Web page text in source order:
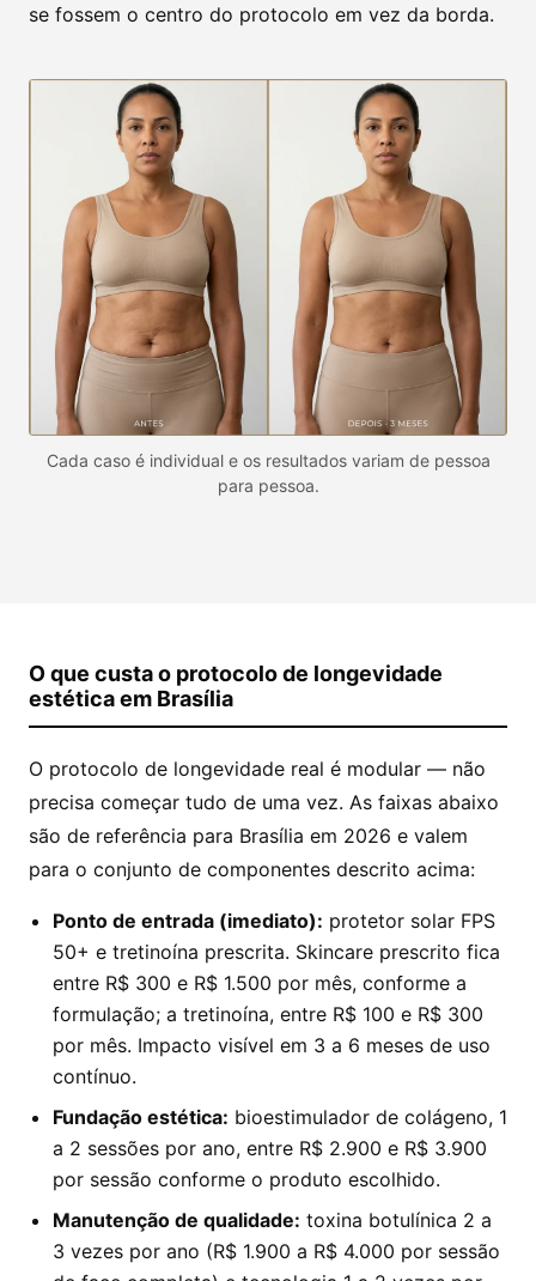
se fossem o centro do protocolo em vez da borda.
Cada caso é individual e os resultados variam de pessoa
para pessoa.
O que custa o protocolo de longevidade
estética em Brasília
O protocolo de longevidade real é modular — não
precisa começar tudo de uma vez. As faixas abaixo
são de referência para Brasília em 2026 e valem
para o conjunto de componentes descrito acima:
Ponto de entrada (imediato): protetor solar FPS
50+ e tretinoína prescrita. Skincare prescrito fica
entre R$ 300 e R$ 1.500 por mês, conforme a
formulação; a tretinoína, entre R$ 100 e R$ 300
por mês. Impacto visível em 3 a 6 meses de uso
contínuo.
Fundação estética: bioestimulador de colágeno, 1
a 2 sessões por ano, entre R$ 2.900 e R$ 3.900
por sessão conforme o produto escolhido.
Manutenção de qualidade: toxina botulínica 2 a
3 vezes por ano (R$ 1.900 a R$ 4.000 por sessão